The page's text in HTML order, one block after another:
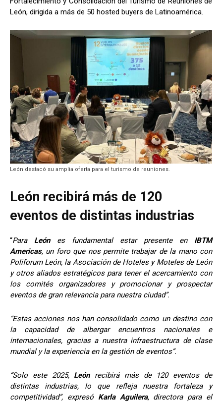
León, dirigida a más de 50 hosted buyers de Latinoamérica.
León destacó su amplia oferta para el turismo de reuniones.
León recibirá más de 120
eventos de distintas industrias
“Para Leónes fundamental estar presente en IBTM
Americas, un foro que nos permite trabajar de la mano con
Poliforum León, la Asociación de Hoteles y Moteles de León
y otros aliados estratégicos para tener el acercamiento con
los comités organizadores y promocionar y prospectar
eventos de gran relevancia para nuestra ciudad”.
“Estas acciones nos han consolidado como un destino con
la capacidad de albergar encuentros nacionales e
internacionales, gracias a nuestra infraestructura de clase
mundial y la experiencia en la gestión de eventos”.
“Solo este 2025, Leónrecibirá más de 120 eventos de
distintas industrias, lo que refleja nuestra fortaleza y
competitividad”, expresó Karla Aguilera, directora para el